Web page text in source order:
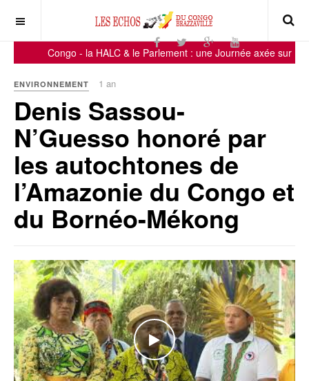
Congo - la HALC & le Parlement : une Journée axée sur la
ENVIRONNEMENT 1 an
Denis Sassou-
N’Guesso honoré par
les autochtones de
l’Amazonie du Congo et
du Bornéo-Mékong
WATCH THE VIDEO